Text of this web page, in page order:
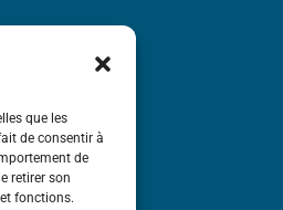
que les
de consentir à
de
retirer son
fonctions.